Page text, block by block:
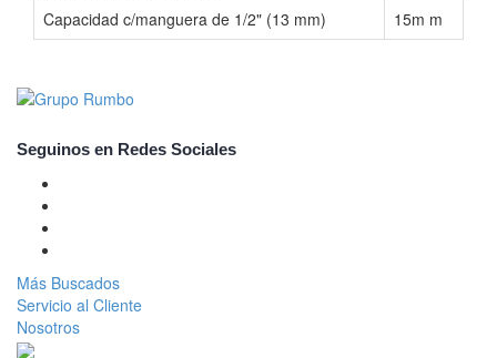
Capacidad c/manguera de 1/2" (13 mm)
15m m
Seguinos en Redes Sociales
Más Buscados
Servicio al Cliente
Nosotros